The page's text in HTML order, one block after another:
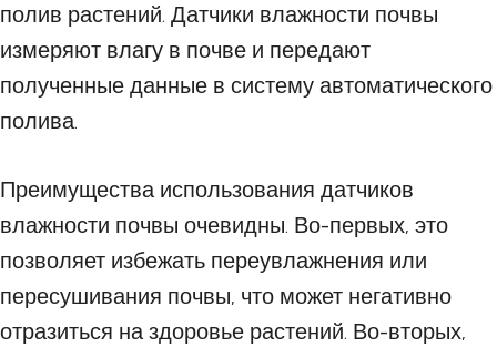
полив растений. Датчики влажности почвы
измеряют влагу в почве и передают
полученные данные в систему автоматического
полива.
Преимущества использования датчиков
влажности почвы очевидны. Во-первых, это
позволяет избежать переувлажнения или
пересушивания почвы, что может негативно
отразиться на здоровье растений. Во-вторых,